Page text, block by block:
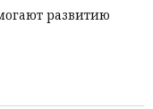
развитию